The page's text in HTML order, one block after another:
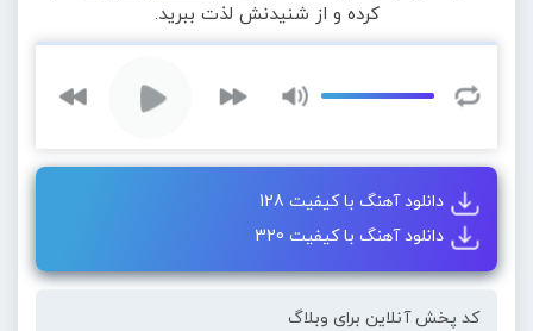
کرده و از شنیدنش لذت ببرید.
دانلود آهنگ با کیفیت 128
دانلود آهنگ با کیفیت 320
کد پخش آنلاین برای وبلاگ